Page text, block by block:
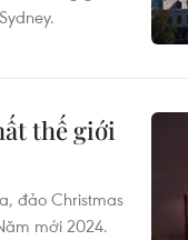
thế giới
đảo Christmas
mới 2024.